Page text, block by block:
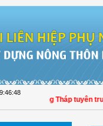
tỉnh Đồng Tháp tuyên